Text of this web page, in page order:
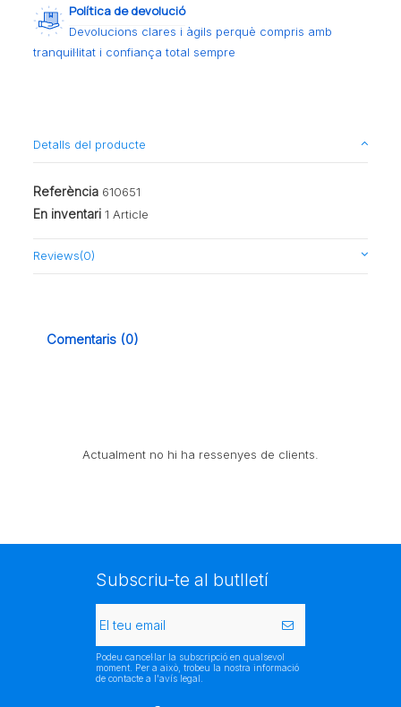
Política de devolució
Devolucions clares i àgils perquè compris amb
tranquil·litat i confiança total sempre
Detalls del producte
Referència 610651
En inventari 1 Article
Reviews(0)
Comentaris (0)
Actualment no hi ha ressenyes de clients.
Subscriu-te al butlletí
Podeu cancel·lar la subscripció en qualsevol
moment. Per a això, trobeu la nostra informació
de contacte a l'avís legal.